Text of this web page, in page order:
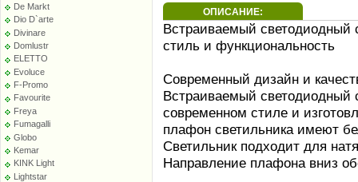
De Markt
Dio D`arte
Divinare
Domlustr
ELETTO
Evoluce
F-Promo
Favourite
Freya
Fumagalli
Globo
Kemar
KINK Light
Lightstar
ОПИСАНИЕ:
Встраиваемый светодиодный
стиль и функциональность
Современный дизайн и
Встраиваемый светодиодный
современном стиле и
плафон светильника имеют
Светильник подходит для
Направление плафона вниз